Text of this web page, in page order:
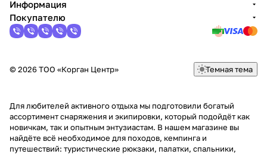
Информация
Покупателю
© 2026 ТОО «Корган Центр» Темная тема
Для любителей активного отдыха мы подготовили богатый
ассортимент снаряжения и экипировки, который подойдёт как
новичкам, так и опытным энтузиастам. В нашем магазине вы
найдёте всё необходимое для походов, кемпинга и
путешествий: туристические рюкзаки, палатки, спальники,